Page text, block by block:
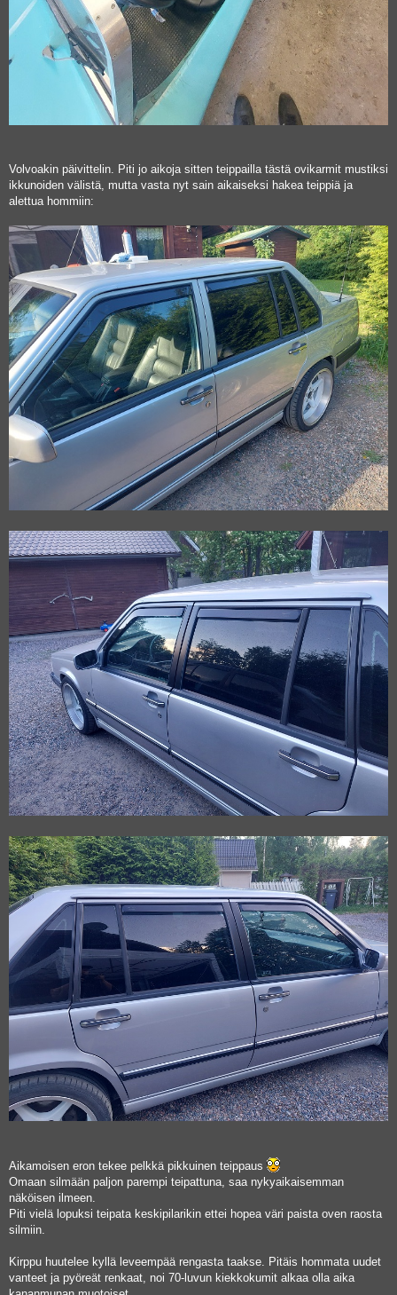
Volvoakin päivittelin. Piti jo aikoja sitten teippailla tästä ovikarmit mustiksi
ikkunoiden välistä, mutta vasta nyt sain aikaiseksi hakea teippiä ja
alettua hommiin:
Aikamoisen eron tekee pelkkä pikkuinen teippaus
Omaan silmään paljon parempi teipattuna, saa nykyaikaisemman
näköisen ilmeen.
Piti vielä lopuksi teipata keskipilarikin ettei hopea väri paista oven raosta
silmiin.
Kirppu huutelee kyllä leveempää rengasta taakse. Pitäis hommata uudet
vanteet ja pyöreät renkaat, noi 70-luvun kiekkokumit alkaa olla aika